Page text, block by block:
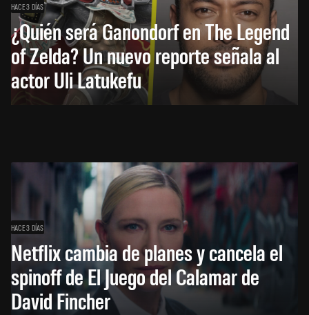
HACE 3 DÍAS
¿Quién será Ganondorf en The Legend
of Zelda? Un nuevo reporte señala al
actor Uli Latukefu
HACE 3 DÍAS
Netflix cambia de planes y cancela el
spinoff de El Juego del Calamar de
David Fincher